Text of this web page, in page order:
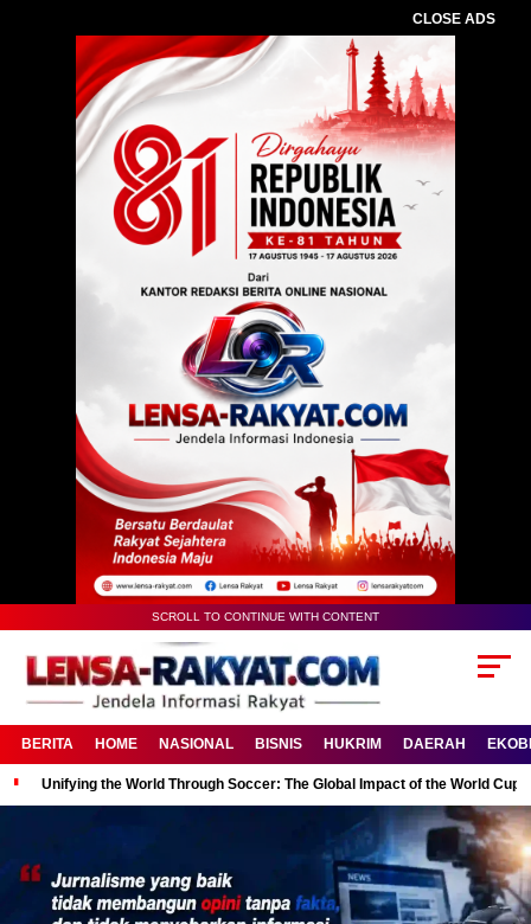
CLOSE ADS
SCROLL TO CONTINUE WITH CONTENT
BERITA HOME NASIONAL BISNIS HUKRIM DAERAH
Unifying the World Through Soccer: The Global Impact of the World Cup